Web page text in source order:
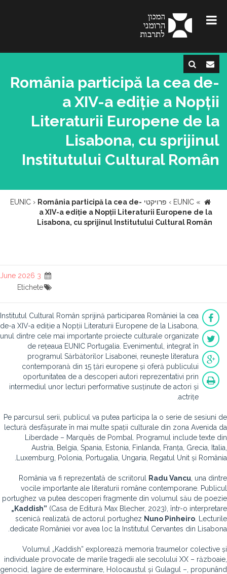
România participă la cea de-
a XIV-a ediție a Nopții
Literaturii Europene de la
Lisabona, cu sprijinul
Institutului Cultural Român
»
EUNIC
› פרויקטי EUNIC › România participă la cea de-
a XIV-a ediție a Nopții Literaturii Europene de la
Lisabona, cu sprijinul Institutului Cultural Român
Etichete
Institutul Cultural Român sprijină participarea României la cea
de-a XIV-a ediție a Nopții Literaturii Europene de la Lisabona,
unul dintre cele mai importante proiecte culturale organizate
de rețeaua EUNIC Portugalia. Evenimentul, integrat în
programul Sărbătorilor Lisabonei, reunește literatura
contemporană din 15 țări europene și oferă publicului
oportunitatea de a descoperi autori reprezentativi prin
intermediul unor lecturi performative susținute de actori și
actrițe.
Pe parcursul serii, publicul va putea participa la o serie de sesiuni de
lectură desfășurate în mai multe spații culturale din zona Avenida da
Liberdade – Marquês de Pombal. Programul include texte din
Austria, Belgia, Spania, Estonia, Finlanda, Franța, Grecia, Italia,
Luxemburg, Polonia, Portugalia, Ungaria, Regatul Unit și România.
România va fi reprezentată de scriitorul Radu Vancu , una dintre
vocile importante ale literaturii române contemporane. Publicul
portughez va putea descoperi fragmente din volumul său de poezie
„Kaddish” (Casa de Editură Max Blecher, 2023), într-o interpretare
scenică realizată de actorul portughez Nuno Pinheiro . Lecturile
dedicate României vor avea loc la Institutul Cervantes din Lisabona.
Volumul „Kaddish” explorează memoria traumelor colective și
individuale provocate de marile tragedii ale secolului XX – războaie,
genocid, lagăre de exterminare, Holocaustul și Gulagul –, propunând